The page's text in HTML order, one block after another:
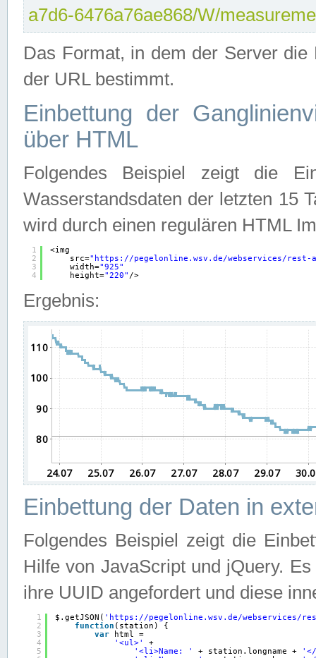
a7d6-6476a76ae868/W/
Das Format, in dem der Server
der URL bestimmt.
Einbettung der
über HTML
Folgendes Beispiel zeigt die
Wasserstandsdaten der letzten 15
wird durch einen regulären HTML
1
2
3
4
<img
src=" https://pegelonline.wsv.de/webservices/rest-
width="925"
height="220" />
Ergebnis:
Einbettung der Daten in
Folgendes Beispiel zeigt die
Hilfe von JavaScript und jQuery.
ihre UUID angefordert und diese
1
2
3
4
5
$.getJSON( ' https://pegelonline.wsv.de/webservices/
function (station) {
var
html =
'<ul>'
+
'<li>Name: '
+ station.longname +